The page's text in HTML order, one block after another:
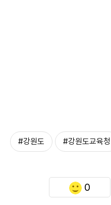
#강원도 #강원도교육청
0